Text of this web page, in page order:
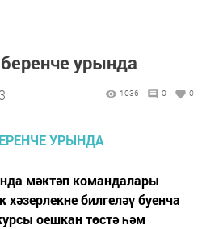
урында
1036 0 0
мәктәп командалары
билгеләү буенча
оешкан төстә һәм